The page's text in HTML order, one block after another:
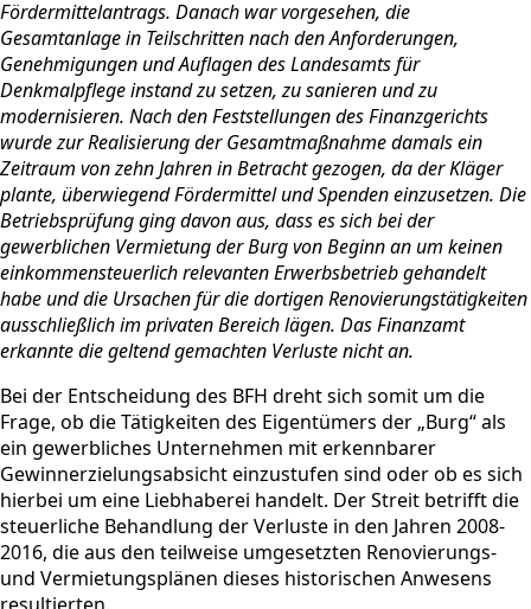
Fördermittelantrags. Danach war vorgesehen, die
Gesamtanlage in Teilschritten nach den Anforderungen,
Genehmigungen und Auflagen des Landesamts für
Denkmalpflege instand zu setzen, zu sanieren und zu
modernisieren. Nach den Feststellungen des Finanzgerichts
wurde zur Realisierung der Gesamtmaßnahme damals ein
Zeitraum von zehn Jahren in Betracht gezogen, da der Kläger
plante, überwiegend Fördermittel und Spenden einzusetzen. Die
Betriebsprüfung ging davon aus, dass es sich bei der
gewerblichen Vermietung der Burg von Beginn an um keinen
einkommensteuerlich relevanten Erwerbsbetrieb gehandelt
habe und die Ursachen für die dortigen Renovierungstätigkeiten
ausschließlich im privaten Bereich lägen. Das Finanzamt
erkannte die geltend gemachten Verluste nicht an.
Bei der Entscheidung des BFH dreht sich somit um die
Frage, ob die Tätigkeiten des Eigentümers der „Burg“ als
ein gewerbliches Unternehmen mit erkennbarer
Gewinnerzielungsabsicht einzustufen sind oder ob es sich
hierbei um eine Liebhaberei handelt. Der Streit betrifft die
steuerliche Behandlung der Verluste in den Jahren 2008-
2016, die aus den teilweise umgesetzten Renovierungs-
und Vermietungsplänen dieses historischen Anwesens